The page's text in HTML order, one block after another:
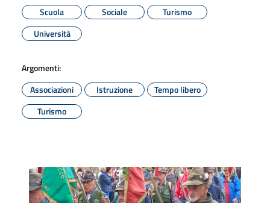
Scuola
Sociale
Turismo
Università
Argomenti:
Associazioni
Istruzione
Tempo libero
Turismo